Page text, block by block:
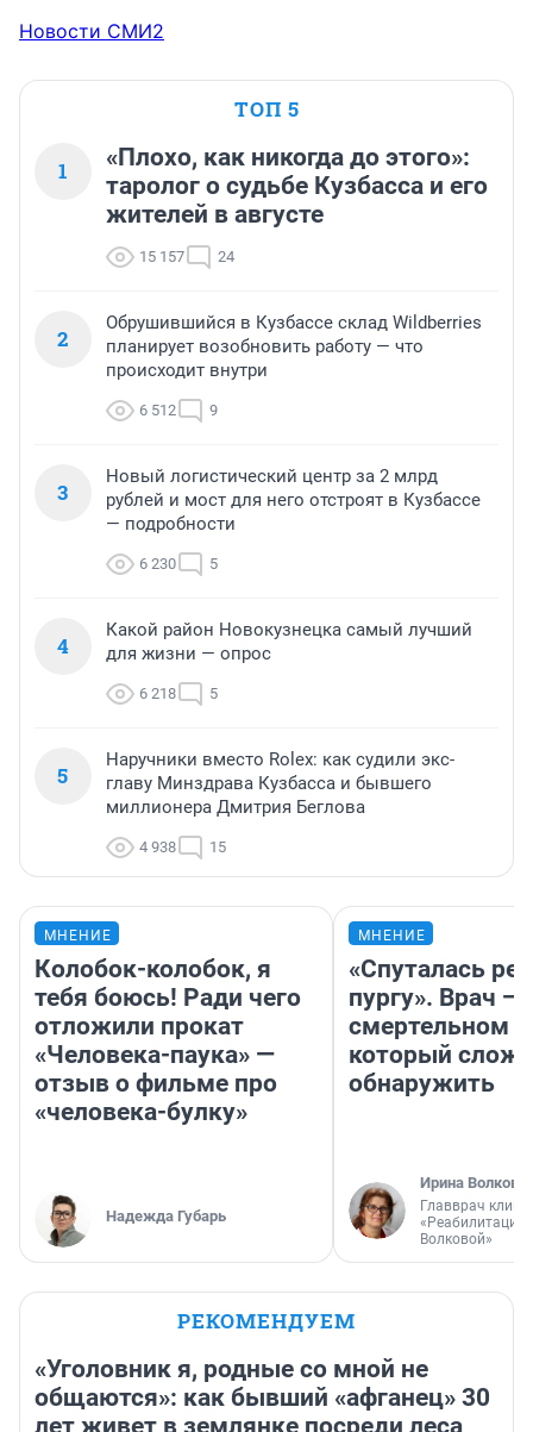
Новости СМИ2
ТОП 5
1
«Плохо, как никогда до этого»:
таролог о судьбе Кузбасса и его
жителей в августе
15 157 24
2
Обрушившийся в Кузбассе склад Wildberries
планирует возобновить работу — что
происходит внутри
6 512 9
3
Новый логистический центр за 2 млрд
рублей и мост для него отстроят в Кузбассе
— подробности
6 230 5
4
Какой район Новокузнецка самый лучший
для жизни — опрос
6 218 5
5
Наручники вместо Rolex: как судили экс-
главу Минздрава Кузбасса и бывшего
миллионера Дмитрия Беглова
4 938 15
МНЕНИЕ
Колобок-колобок, я
тебя боюсь! Ради чего
отложили прокат
«Человека-паука» —
отзыв о фильме про
«человека-булку»
Надежда Губарь
МНЕНИЕ
«Спуталась
пургу». Врач —
смертельном
который
обнаружить
Ирина Волкова
Главврач
«Реабилитация
Волковой»
РЕКОМЕНДУЕМ
«Уголовник я, родные со мной не
общаются»: как бывший «афганец» 30
лет живет в землянке посреди леса